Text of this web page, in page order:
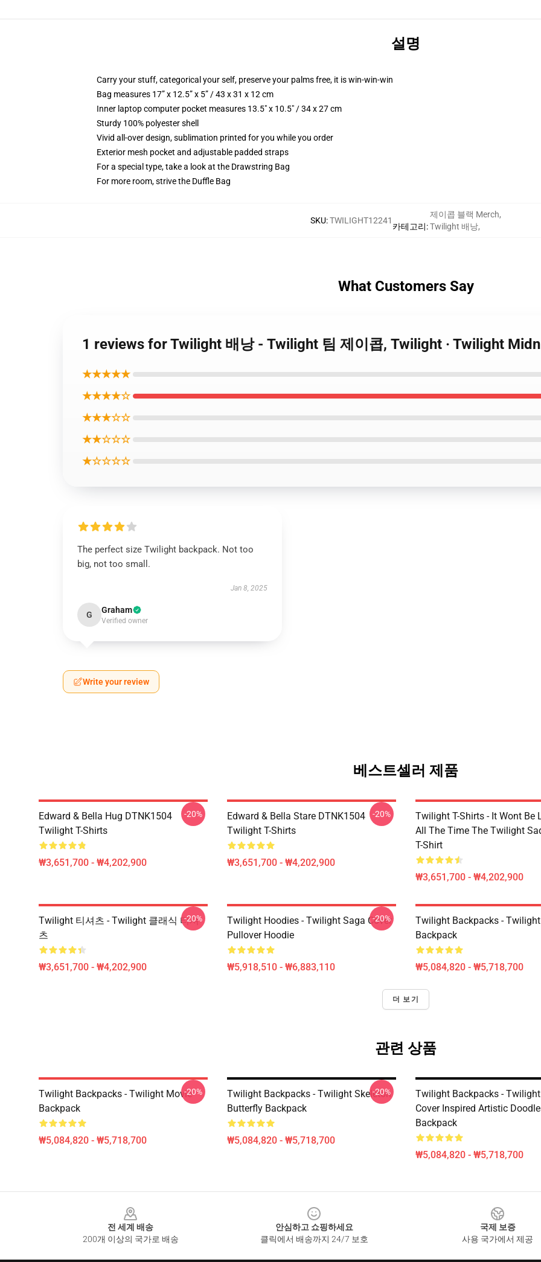
설명
Carry your stuff, categorical your self, preserve your palms free, it is win-win-win
Bag measures 17” x 12.5” x 5” / 43 x 31 x 12 cm
Inner laptop computer pocket measures 13.5" x 10.5" / 34 x 27 cm
Sturdy 100% polyester shell
Vivid all-over design, sublimation printed for you while you order
Exterior mesh pocket and adjustable padded straps
For a special type, take a look at the Drawstring Bag
For more room, strive the Duffle Bag
SKU:TWILIGHT12241
카테고리:
제이콥 블랙 Merch,
Twilight 배낭,
What Customers Say
1 reviews for Twilight 배낭 - Twilight 팀 제이콥, Twilight · Twilight
★★★★★
★★★★☆
★★★☆☆
★★☆☆☆
★☆☆☆☆
The perfect size Twilight backpack. Not too
big, not too small.
Jan 8, 2025
G Graham
Verified owner
Write your review
베스트셀러 제품
Edward & Bella Hug DTNK1504
Twilight T-Shirts
₩3,651,700 - ₩4,202,900
-20%
Edward & Bella Stare DTNK1504
Twilight T-Shirts
₩3,651,700 - ₩4,202,900
-20%
Twilight T-Shirts - It Wont Be
All The Time The Twilight
T-Shirt
₩3,651,700 - ₩4,202,900
Twilight 티셔츠 - Twilight 클래식 티셔
츠
₩3,651,700 - ₩4,202,900
-20%
Twilight Hoodies - Twilight Saga Cover
Pullover Hoodie
₩5,918,510 - ₩6,883,110
-20%
Twilight Backpacks -
Backpack
₩5,084,820 - ₩5,718,700
더 보기
관련 상품
Twilight Backpacks - Twilight Movie
Backpack
₩5,084,820 - ₩5,718,700
-20%
Twilight Backpacks - Twilight Skeleton
Butterfly Backpack
₩5,084,820 - ₩5,718,700
-20%
Twilight Backpacks -
Cover Inspired Artistic
Backpack
₩5,084,820 - ₩5,718,700
전 세계 배송
200개 이상의 국가로 배송
안심하고 쇼핑하세요
클릭에서 배송까지 24/7 보호
국제 보증
사용 국가에서 제공